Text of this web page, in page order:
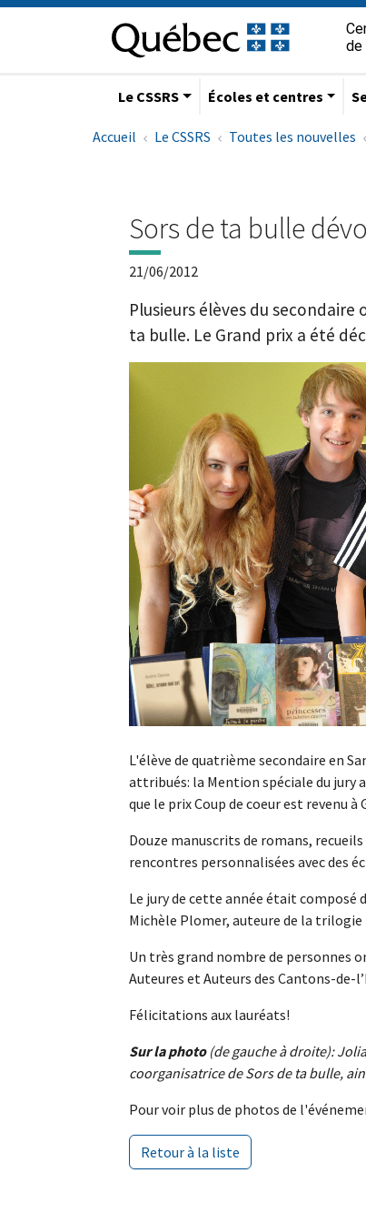
Aller à la navigation principale
Aller au contenu principal
Passer au pied de page
au
contenu
de
Le CSSRS Écoles et centres
Accueil Le CSSRS Toutes les nouvelles
Sors de ta bulle
21/06/2012
Plusieurs élèves du
ta bulle. Le Grand prix a été
L'élève de quatrième secondaire en
attribués: la Mention spéciale du
que le prix Coup de coeur est revenu
Douze manuscrits de romans,
rencontres personnalisées avec des
Le jury de cette année était composé
Michèle Plomer, auteure de la
Un très grand nombre de personnes
Auteures et Auteurs des Cantons-de-
Félicitations aux lauréats!
Sur la photo(de gauche à droite):
coorganisatrice de Sors de ta bulle,
Pour voir plus de photos de
Retour à la liste